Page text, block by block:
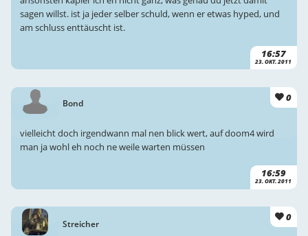
16:57
23. OKT. 2011
sagen willst. ist ja jeder selber schuld, wenn er etwas hyped, und
am schluss enttäuscht ist.
Bond 0
16:59
23. OKT. 2011
vielleicht doch irgendwann mal nen blick wert, auf doom4 wird
man ja wohl eh noch ne weile warten müssen
Streicher
0